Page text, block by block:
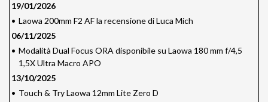
19/01/2026
• Laowa 200mm F2 AF la recensione di Luca Mich
06/11/2025
• Modalità Dual Focus ORA disponibile su Laowa 180 mm f/4,5
1,5X Ultra Macro APO
13/10/2025
• Touch & Try Laowa 12mm Lite Zero D